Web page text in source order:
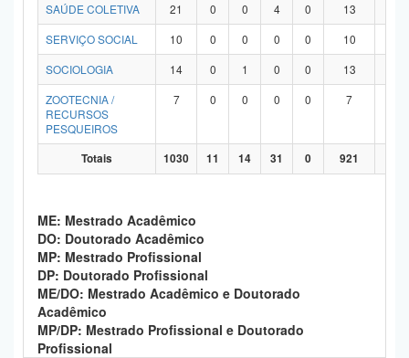
SAÚDE COLETIVA
21 0 0 4 0 13
SERVIÇO SOCIAL
10 0 0 0 0 10
SOCIOLOGIA
14 0 1 0 0 13
ZOOTECNIA /
RECURSOS
PESQUEIROS
7 0 0 0 0 7
Totais 1030 11 14 31 0 921
ME: Mestrado Acadêmico
DO: Doutorado Acadêmico
MP: Mestrado Profissional
DP: Doutorado Profissional
ME/DO: Mestrado Acadêmico e Doutorado
Acadêmico
MP/DP: Mestrado Profissional e Doutorado
Profissional